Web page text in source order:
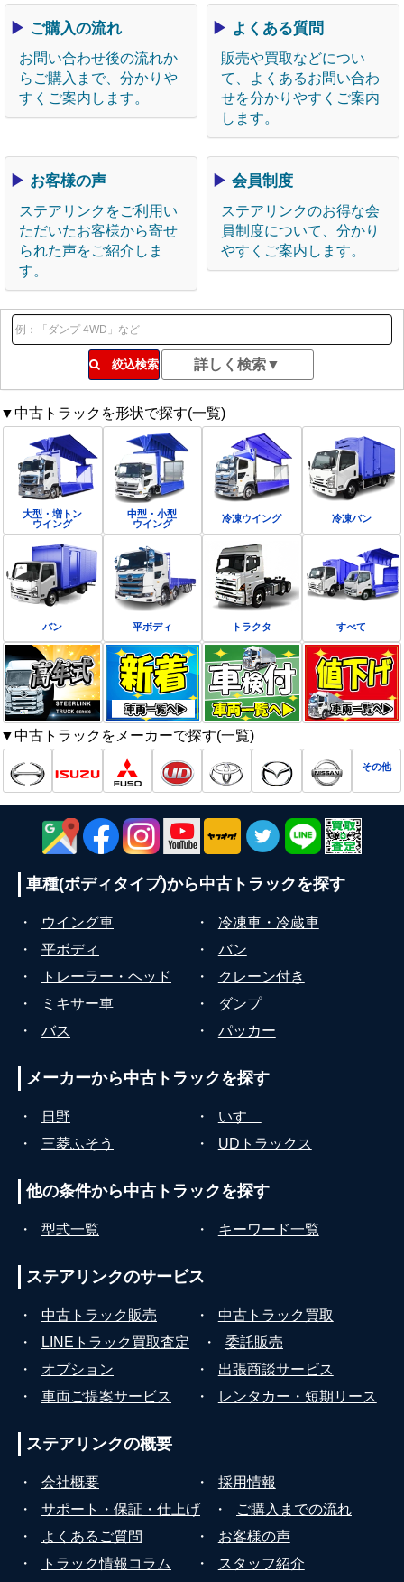
▶ ご購入の流れ
お問い合わせ後の流れか
らご購入まで、分かりや
すくご案内します。
▶ よくある質問
販売や買取などについ
て、よくあるお問い合わ
せを分かりやすくご案内
します。
▶ お客様の声
ステアリンクをご利用い
ただいたお客様から寄せ
られた声をご紹介しま
す。
▶ 会員制度
ステアリンクのお得な会
員制度について、分かり
やすくご案内します。
絞込検索
▼中古トラックを形状で探す(一覧)
大型・増トン
ウイング
中型・小型
ウイング
冷凍ウイング 冷凍バン
バン 平ボディ トラクタ すべて
▼中古トラックをメーカーで探す(一覧)
その他
車種(ボディタイプ)から中古トラックを探す
・ ウイング車 ・
冷凍車・冷蔵車
・
平ボディ ・
バン
・
トレーラー・ヘッド ・
クレーン付き
・
ミキサー車 ・
ダンプ
・
バス ・ パッカー
メーカーから中古トラックを探す
・ 日野 ・
いすゞ
・
三菱ふそう ・ UDトラックス
他の条件から中古トラックを探す
・ 型式一覧 ・ キーワード一覧
ステアリンクのサービス
・ 中古トラック販売 ・
中古トラック買取
・
LINEトラック買取査定 ・
委託販売
・
オプション ・
出張商談サービス
・
車両ご提案サービス ・ レンタカー・短期リース
ステアリンクの概要
・ 会社概要 ・
採用情報
・
サポート・保証・仕上げ ・
ご購入までの流れ
・
よくあるご質問 ・
お客様の声
・
トラック情報コラム ・ スタッフ紹介